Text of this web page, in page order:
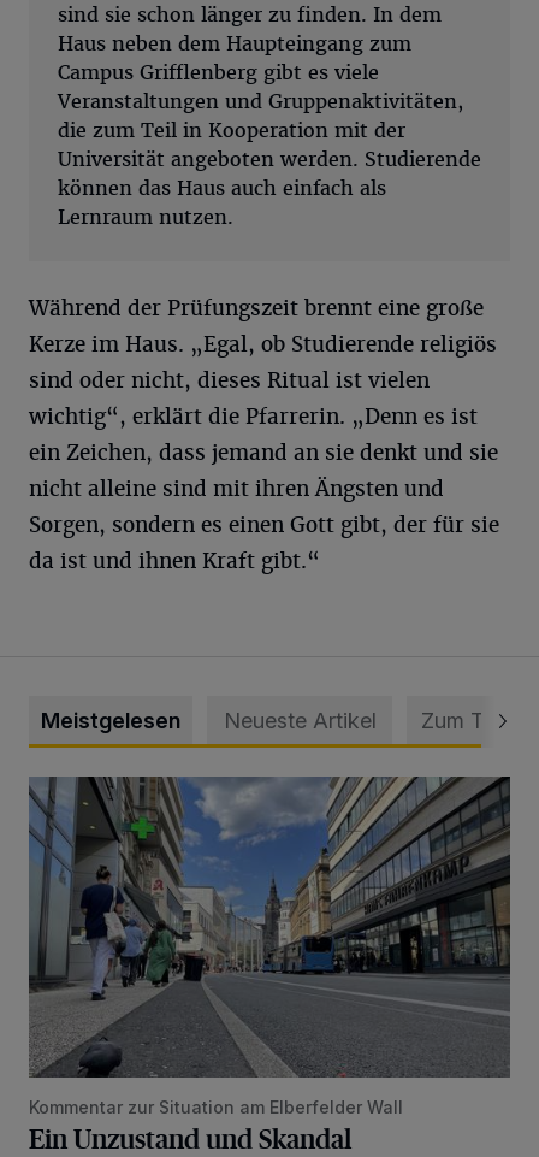
sind sie schon länger zu finden. In dem
Haus neben dem Haupteingang zum
Campus Grifflenberg gibt es viele
Veranstaltungen und Gruppenaktivitäten,
die zum Teil in Kooperation mit der
Universität angeboten werden. Studierende
können das Haus auch einfach als
Lernraum nutzen.
Während der Prüfungszeit brennt eine große
Kerze im Haus. „Egal, ob Studierende religiös
sind oder nicht, dieses Ritual ist vielen
wichtig“, erklärt die Pfarrerin. „Denn es ist
ein Zeichen, dass jemand an sie denkt und sie
nicht alleine sind mit ihren Ängsten und
Sorgen, sondern es einen Gott gibt, der für sie
da ist und ihnen Kraft gibt.“
Meistgelesen Neueste Artikel Zum Thema
Ein Unzustand und Skandal
Kommentar zur Situation am Elberfelder Wall
Ein Unzustand und Skandal